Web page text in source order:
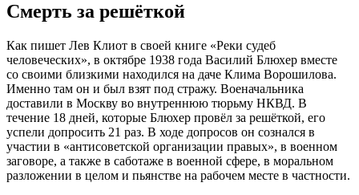
Смерть за решёткой
Как пишет Лев Клиот в своей книге «Реки судеб
человеческих», в октябре 1938 года Василий Блюхер вместе
со своими близкими находился на даче Клима Ворошилова.
Именно там он и был взят под стражу. Военачальника
доставили в Москву во внутреннюю тюрьму НКВД. В
течение 18 дней, которые Блюхер провёл за решёткой, его
успели допросить 21 раз. В ходе допросов он сознался в
участии в «антисоветской организации правых», в военном
заговоре, а также в саботаже в военной сфере, в моральном
разложении в целом и пьянстве на рабочем месте в частности.